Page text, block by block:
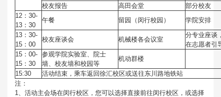
校友报告
高田会堂
部分校友
12：30-
13：30
午餐 留园（闵行校园）
学院安排
13：30-
15：00
校友座谈会 机械楼各会议室
分专业座谈
在志愿者引
15：00-
15：30
参观学院实验室、院士
墙、校友墙和校园等
机动群楼
15:30
活动结束，乘车返回徐汇校区或送往东川路地铁站
注：
1、活动主会场在闵行校区，您可以选择直接前往闵行校区，或选择